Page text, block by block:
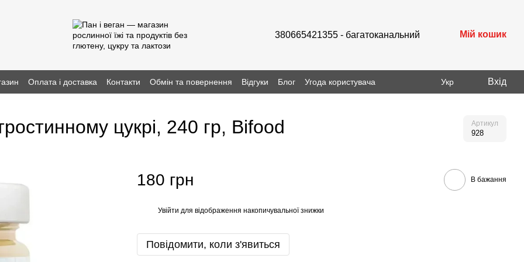
380665421355 - багатоканальний Мій кошик
Оплата і доставка Контакти Обмін та повернення Відгуки Блог Угода користувача Укр Вхід
цукрі, 240 гр, Bifood Артикул
928
180 грн В бажання
Увійти для відображення накопичувальної знижки
Повідомити, коли з'явиться